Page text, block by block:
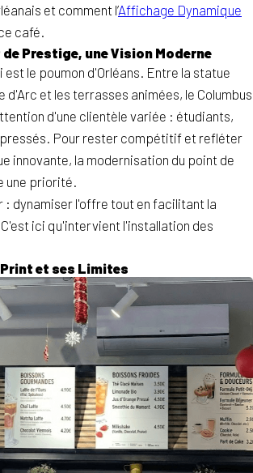
et comment l’Affichage Dynamique
café.
Prestige, une Vision Moderne
le poumon d'Orléans. Entre la statue
d'Arc et les terrasses animées, le Columbus
d'une clientèle variée : étudiants,
Pour rester compétitif et refléter
innovante, la modernisation du point de
une priorité.
dynamiser l'offre tout en facilitant la
ici qu'intervient l'installation des
Print et ses Limites